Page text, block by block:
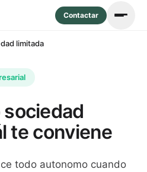
Contactar
limitada
te conviene
todo autonomo cuando